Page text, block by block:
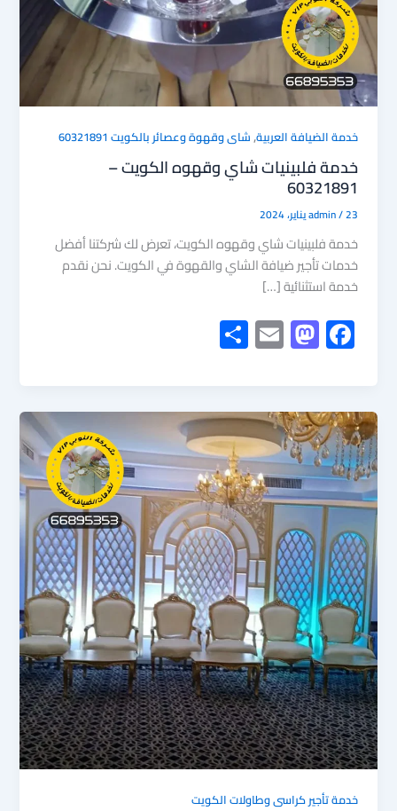
خدمة الضيافة العربية,شاى وقهوة وعصائر بالكويت 60321891
خدمة فلبينيات شاي وقهوه الكويت –
60321891
admin/23 يناير، 2024
خدمة فلبينيات شاي وقهوه الكويت، تعرض لك شركتنا أفضل
خدمات تأجير ضيافة الشاي والقهوة في الكويت. نحن نقدم
خدمة استثنائية […]
F
ac
b
o
ok
M
as
d
o
n
E
m
e
خدمة تأجير كراسى وطاولات الكويت